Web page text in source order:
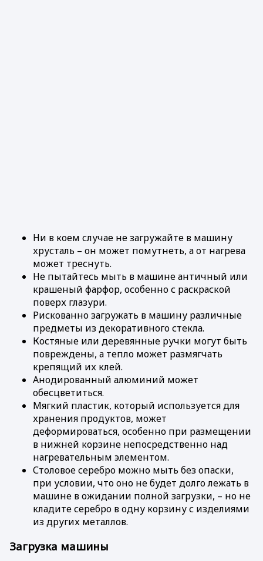
Ни в коем случае не загружайте в машину
хрусталь – он может помутнеть, а от нагрева
может треснуть.
Не пытайтесь мыть в машине античный или
крашеный фарфор, особенно с раскраской
поверх глазури.
Рискованно загружать в машину различные
предметы из декоративного стекла.
Костяные или деревянные ручки могут быть
повреждены, а тепло может размягчать
крепящий их клей.
Анодированный алюминий может
обесцветиться.
Мягкий пластик, который используется для
хранения продуктов, может
деформироваться, особенно при размещении
в нижней корзине непосредственно над
нагревательным элементом.
Столовое серебро можно мыть без опаски,
при условии, что оно не будет долго лежать в
машине в ожидании полной загрузки, – но не
кладите серебро в одну корзину с изделиями
из других металлов.
Загрузка машины